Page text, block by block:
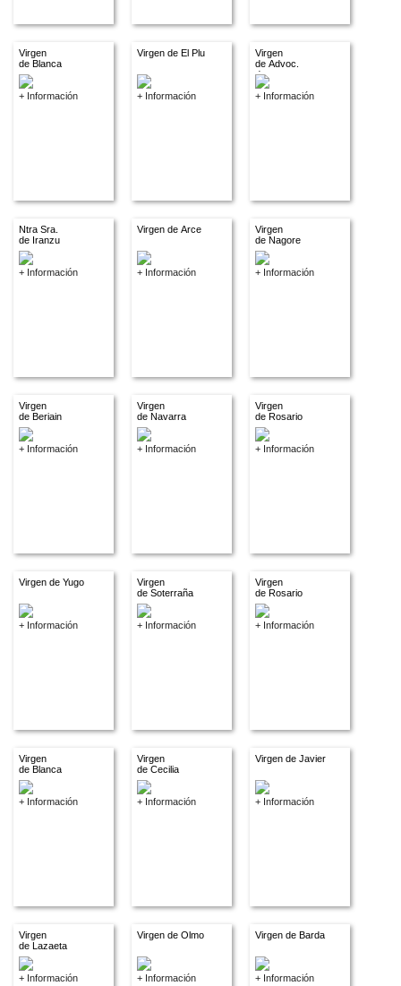
Virgen
de Blanca
+ Información
Virgen de El Plu
+ Información
Virgen
de Advoc.
descon.
+ Información
Ntra Sra.
de Iranzu
+ Información
Virgen de Arce
+ Información
Virgen
de Nagore
+ Información
Virgen
de Beriain
+ Información
Virgen
de Navarra
+ Información
Virgen
de Rosario
+ Información
Virgen de Yugo
+ Información
Virgen
de Soterraña
+ Información
Virgen
de Rosario
+ Información
Virgen
de Blanca
+ Información
Virgen
de Cecilia
+ Información
Virgen de Javier
+ Información
Virgen
de Lazaeta
+ Información
Virgen de Olmo
+ Información
Virgen de Barda
+ Información